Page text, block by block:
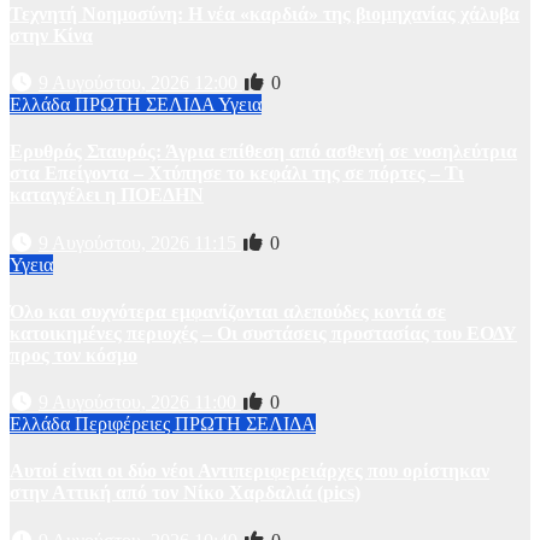
0
Ελλάδα ΠΡΩΤΗ ΣΕΛΙΔΑ Υγεια
0
Υγεια
0
Ελλάδα Περιφέρειες ΠΡΩΤΗ ΣΕΛΙΔΑ